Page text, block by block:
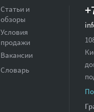
Статьи и
обзоры
Условия
продажи
Вакансии
Словарь